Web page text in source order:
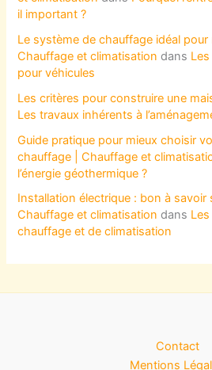
il important ?
Le système de chauffage idéal pour
Chauffage et climatisation dans
pour véhicules
Les critères pour construire une
Les travaux inhérents à
Guide pratique pour mieux choisir
chauffage | Chauffage et
l’énergie géothermique ?
Installation électrique : bon à savoir
Chauffage et climatisation dans
chauffage et de climatisation
Contact
Mentions